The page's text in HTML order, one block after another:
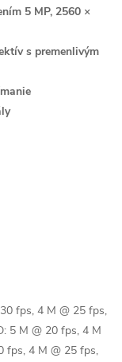
5 MP, 2560 ×
s premenlivým
fps, 4 M @ 25 fps,
5 M @ 20 fps, 4 M
fps, 4 M @ 25 fps,